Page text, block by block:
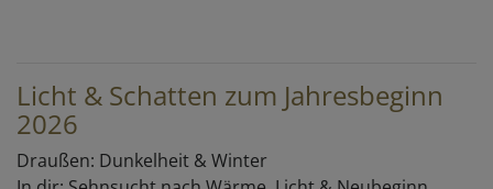
Licht & Schatten zum Jahresbeginn
2026
Draußen: Dunkelheit & Winter